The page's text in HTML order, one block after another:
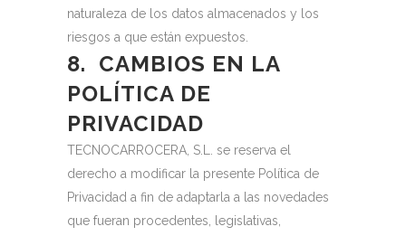
naturaleza de los datos almacenados y los
riesgos a que están expuestos.
8. CAMBIOS EN LA
POLÍTICA DE
PRIVACIDAD
TECNOCARROCERA, S.L. se reserva el
derecho a modificar la presente Política de
Privacidad a fin de adaptarla a las novedades
que fueran procedentes, legislativas,